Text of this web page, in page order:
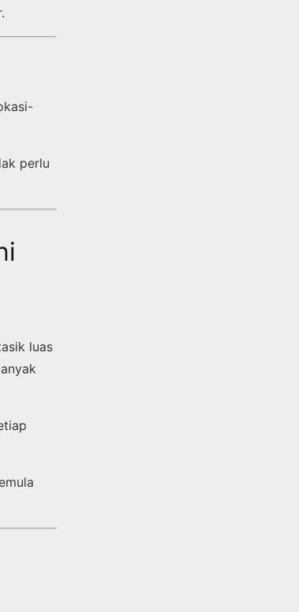
perlu
luas